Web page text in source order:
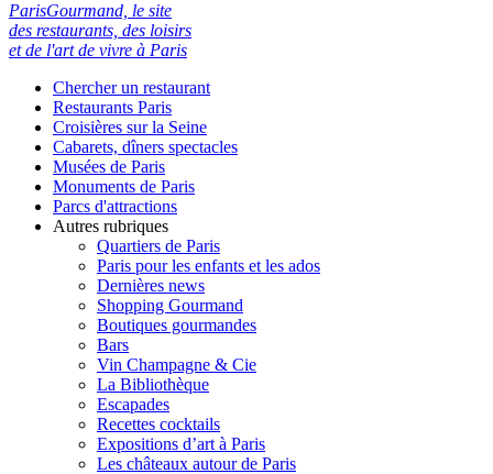
ParisGourmand, le site
des restaurants, des loisirs
et de l'art de vivre à Paris
Chercher un restaurant
Restaurants Paris
Croisières sur la Seine
Cabarets, dîners spectacles
Musées de Paris
Monuments de Paris
Parcs d'attractions
Autres rubriques
Quartiers de Paris
Paris pour les enfants et les ados
Dernières news
Shopping Gourmand
Boutiques gourmandes
Bars
Vin Champagne & Cie
La Bibliothèque
Escapades
Recettes cocktails
Expositions d’art à Paris
Les châteaux autour de Paris